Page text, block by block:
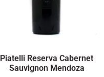
Piatelli Reserva Cabernet
Sauvignon Mendoza